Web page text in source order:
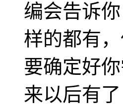
编会告诉
样的都有
要确定好
来以后有